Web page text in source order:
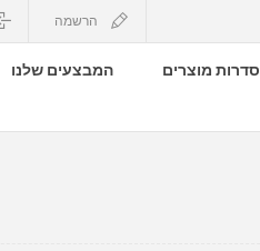
הרשמה
סדרות מוצרים המבצעים שלנו